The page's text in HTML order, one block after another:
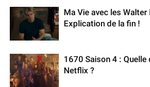
Ma Vie avec les Walter
Explication de la fin !
1670 Saison 4 :
Netflix ?